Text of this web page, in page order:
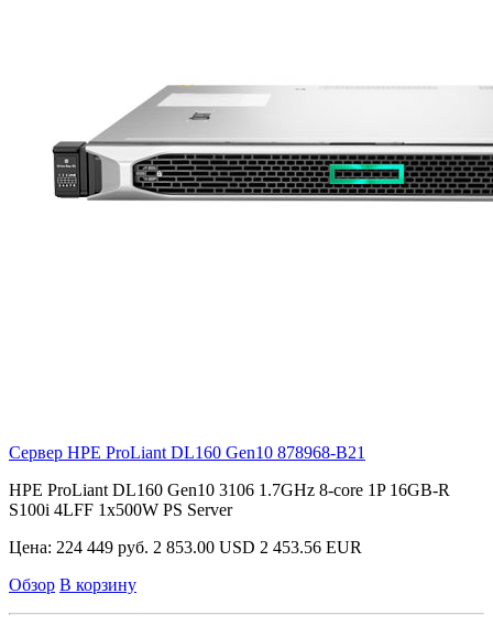
Сервер HPE ProLiant DL160 Gen10 878968-B21
HPE ProLiant DL160 Gen10 3106 1.7GHz 8-core 1P 16GB-R
S100i 4LFF 1x500W PS Server
Цена: 224 449 руб. 2 853.00 USD 2 453.56 EUR
Обзор В корзину